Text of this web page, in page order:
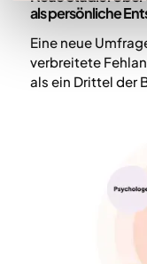
als persönliche
Eine neue
verbreitete
als ein Drittel der
den dringenden
medizinisch